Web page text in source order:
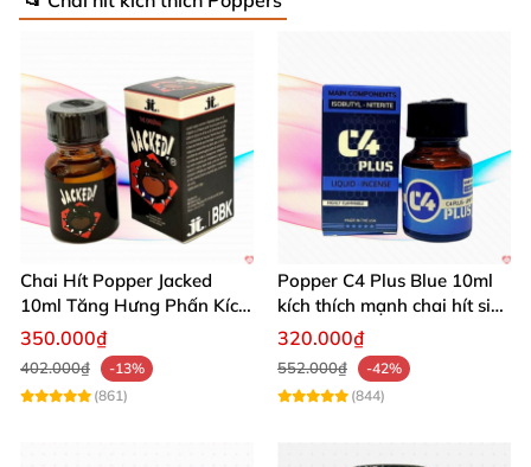
Chai Hít Popper Jacked
10ml Tăng Hưng Phấn Kích
Thích Mạnh Mẽ
350.000₫
402.000₫
-13%
(861)
Popper C4 Plus Blue 10ml
kích thích mạnh chai hít siêu
đỉnh
320.000₫
552.000₫
-42%
(844)